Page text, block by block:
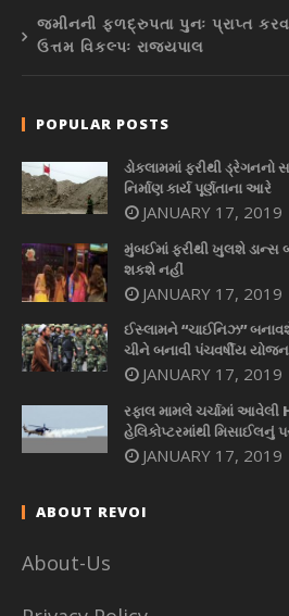
જમીનની ફળદ્રુપતા પુનઃ પ્રાપ્ત
ઉત્તમ વિકલ્પઃ રાજ્યપાલ
POPULAR POSTS
ડોકલામમાં ફરીથી
નિર્માણ કાર્ય પૂર્ણતાના આરે
JANUARY 17, 2019
મુંબઈમાં ફરીથી ખુલશે ડાન્સ
શકશે નહીં
JANUARY 17, 2019
ઈસ્લામને “ચાઈનિઝ”
ચીને બનાવી પંચવર્ષીય
JANUARY 17, 2019
રફાલ મામલે ચર્ચામાં આવેલી
હેલિકોપ્ટરમાંથી મિસાઈલનું
JANUARY 17, 2019
ABOUT REVOI
About-Us